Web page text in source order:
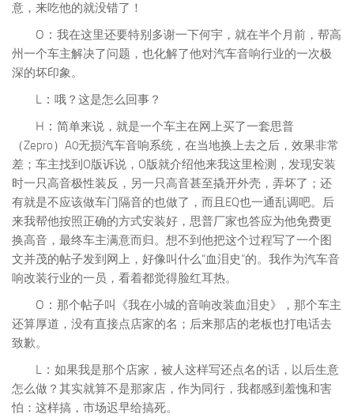
意，来吃他的就没错了！
O： 我在这里还要特别多谢一下何宇，就在半个月前，帮高
州一个车主解决了问题，也化解了他对汽车音响行业的一次极
深的坏印象。
L： 哦？这是怎么回事？
H： 简单来说，就是一个车主在网上买了一套思普
（Zepro）A0无损汽车音响系统，在当地换上去之后，效果非常
差；车主找到O版诉说，O版就介绍他来我这里检测，发现安装
时一只高音极性装反，另一只高音甚至撬开外壳，弄坏了；还
有就是不应该做车门隔音的也做了，而且EQ也一通乱调吧。后
来我帮他按照正确的方式安装好，思普厂家也答应为他免费更
换高音，最终车主满意而归。想不到他把这个过程写了一个图
文并茂的帖子发到网上，好像叫什么“血泪史”的。我作为汽车音
响改装行业的一员，看着都觉得脸红耳热。
O： 那个帖子叫《我在小城的音响改装血泪史》，那个车主
还算厚道，没有直接点店家的名；后来那店的老板也打电话去
致歉。
L： 如果我是那个店家，被人这样写还点名的话，以后生意
怎么做？其实就算不是那家店，作为同行，我都感到羞愧和害
怕：这样搞，市场迟早给搞死。